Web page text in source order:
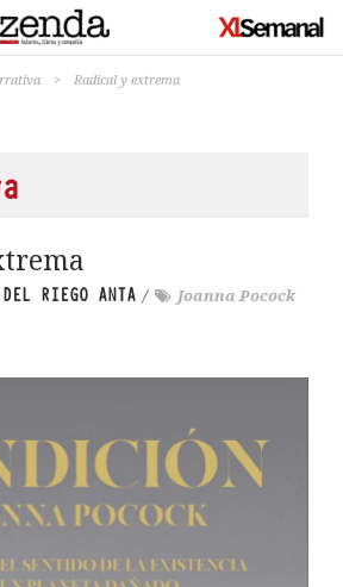
> Radical y extrema
RIEGO ANTA / Joanna Pocock